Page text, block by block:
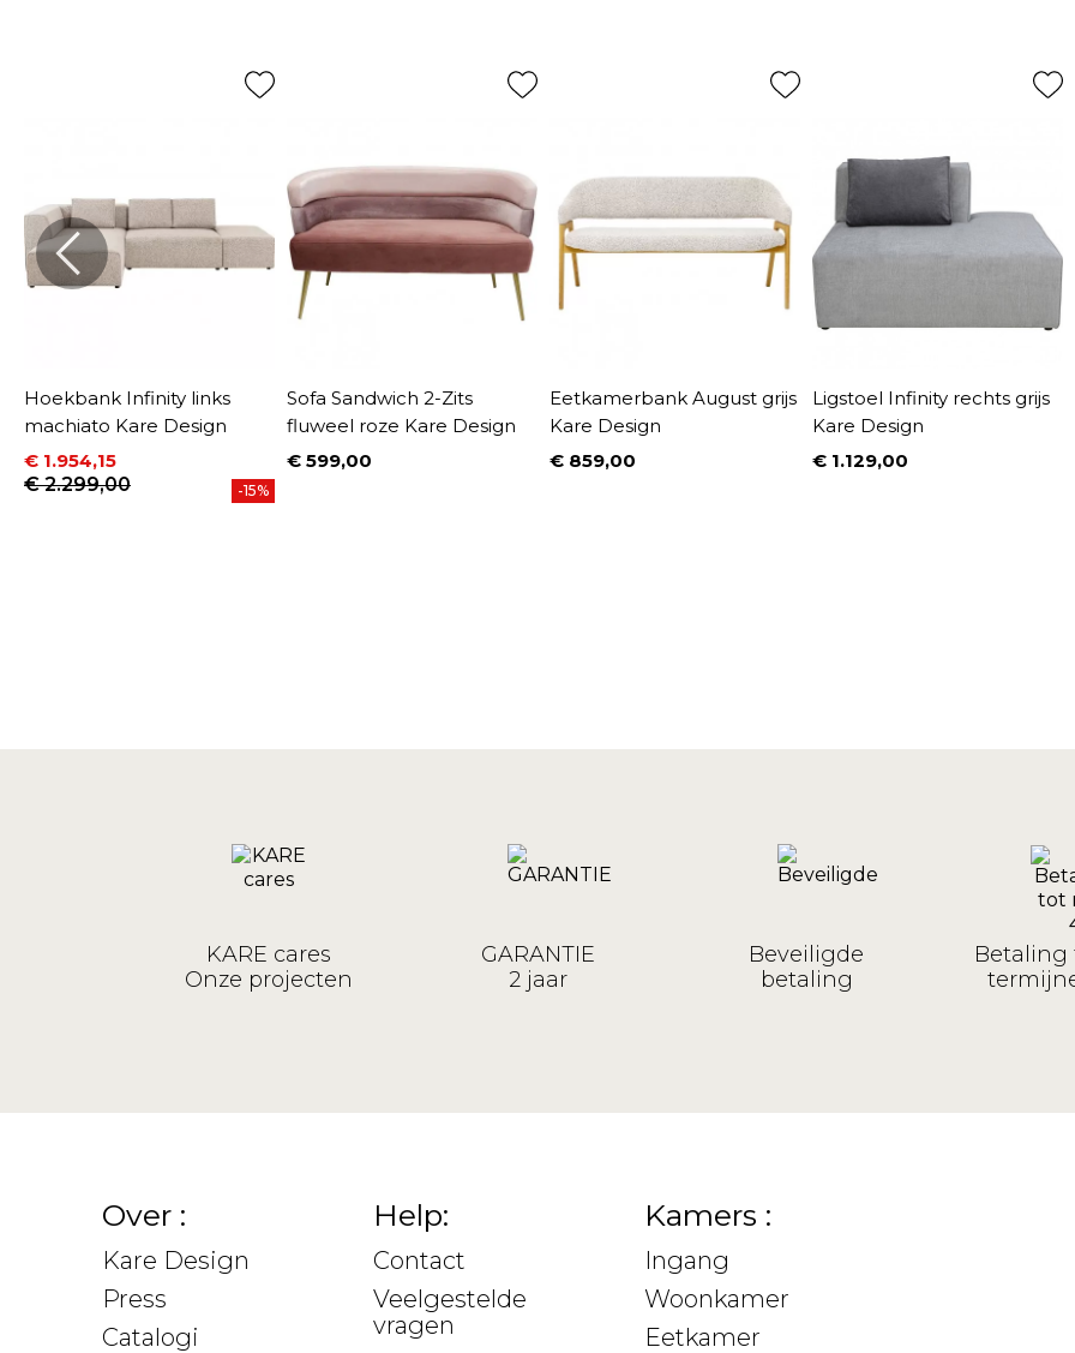
Hoekbank Infinity links
machiato Kare Design
Prijs
€ 1.954,15
Normale prijs
€ 2.299,00 -15%
Sofa Sandwich 2-Zits
fluweel roze Kare Design
Prijs
€ 599,00
Eetkamerbank August grijs
Kare Design
Prijs
€ 859,00
Ligstoel Infinity rechts grijs
Kare Design
Prijs
€ 1.129,00
KARE cares
Onze projecten
GARANTIE
2 jaar
Beveiligde
betaling
Betaling
Over :
Kare Design
Press
Catalogi
Help:
Contact
Veelgestelde
vragen
Kamers :
Ingang
Woonkamer
Eetkamer